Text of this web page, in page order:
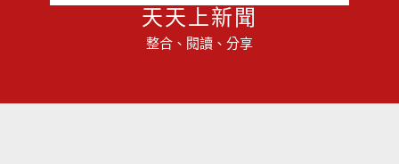
天天上新聞
整合、閱讀、分享